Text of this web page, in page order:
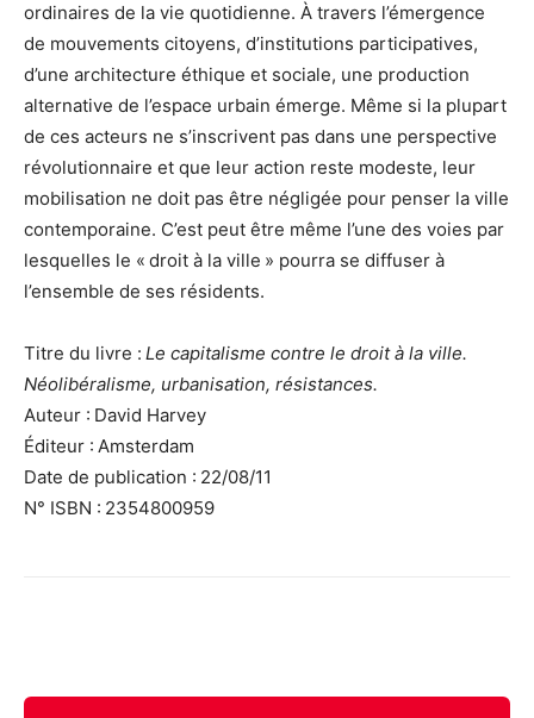
ordinaires de la vie quotidienne. À travers l’émergence
de mouvements citoyens, d’institutions participatives,
d’une architecture éthique et sociale, une production
alternative de l’espace urbain émerge. Même si la plupart
de ces acteurs ne s’inscrivent pas dans une perspective
révolutionnaire et que leur action reste modeste, leur
mobilisation ne doit pas être négligée pour penser la ville
contemporaine. C’est peut être même l’une des voies par
lesquelles le « droit à la ville » pourra se diffuser à
l’ensemble de ses résidents.
Titre du livre : Le capitalisme contre le droit à la ville.
Néolibéralisme, urbanisation, résistances.
Auteur : David Harvey
Éditeur : Amsterdam
Date de publication : 22/08/11
N° ISBN : 2354800959